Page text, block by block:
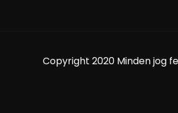
Copyright 2020 Minden jog